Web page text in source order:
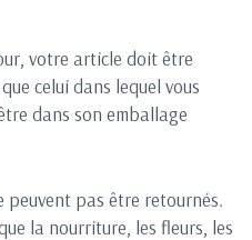
votre article doit être
celui dans lequel vous
dans son emballage
peuvent pas être retournés.
la nourriture, les fleurs, les